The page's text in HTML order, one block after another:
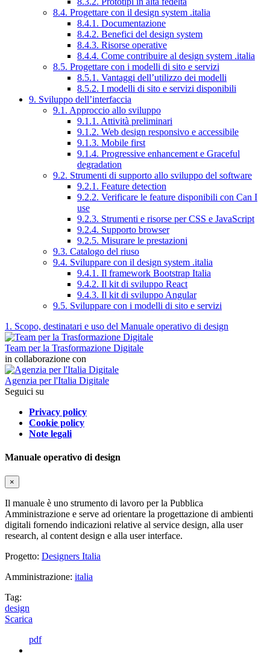
8.4. Progettare con il design system .italia
8.4.1. Documentazione
8.4.2. Benefici del design system
8.4.3. Risorse operative
8.4.4. Come contribuire al design system .italia
8.5. Progettare con i modelli di sito e servizi
8.5.1. Vantaggi dell’utilizzo dei modelli
8.5.2. I modelli di sito e servizi disponibili
9. Sviluppo dell’interfaccia
9.1. Approccio allo sviluppo
9.1.1. Attività preliminari
9.1.2. Web design responsivo e accessibile
9.1.3. Mobile first
9.1.4. Progressive enhancement e Graceful
degradation
9.2. Strumenti di supporto allo sviluppo del software
9.2.1. Feature detection
9.2.2. Verificare le feature disponibili con Can I
use
9.2.3. Strumenti e risorse per CSS e JavaScript
9.2.4. Supporto browser
9.2.5. Misurare le prestazioni
9.3. Catalogo del riuso
9.4. Sviluppare con il design system .italia
9.4.1. Il framework Bootstrap Italia
9.4.2. Il kit di sviluppo React
9.4.3. Il kit di sviluppo Angular
9.5. Sviluppare con i modelli di sito e servizi
1. Scopo, destinatari e uso del Manuale operativo di design
Team per la Trasformazione Digitale
in collaborazione con
Agenzia per l'Italia Digitale
Seguici su
Privacy policy
Cookie policy
Note legali
Manuale operativo di design
×
Il manuale è uno strumento di lavoro per la Pubblica
Amministrazione e serve ad orientare la progettazione di ambienti
digitali fornendo indicazioni relative al service design, alla user
research, al content design e alla user interface.
Progetto: Designers Italia
Amministrazione: italia
Tag:
design
Scarica
pdf